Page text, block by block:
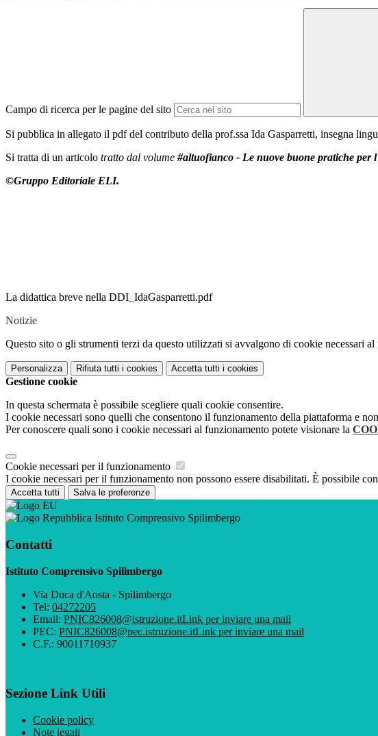
Campo di ricerca per le pagine del sito
Si pubblica in allegato il pdf del contributo della prof.ssa Ida Gasparretti, insegna
Si tratta di un articolo tratto dal volume #altuofianco - Le nuove buone pratiche per
©Gruppo Editoriale ELI.
La didattica breve nella DDI_IdaGasparretti.pdf
Notizie
Questo sito o gli strumenti terzi da questo utilizzati si avvalgono di cookie necessari
Personalizza Rifiuta tutti i cookies Accetta tutti i cookies
Gestione cookie
In questa schermata è possibile scegliere quali cookie consentire.
I cookie necessari sono quelli che consentono il funzionamento della piattaforma e
Per conoscere quali sono i cookie necessari al funzionamento potete visionare la
Cookie necessari per il funzionamento
I cookie necessari per il funzionamento non possono essere disabilitati. È possibile
Accetta tutti Salva le preferenze
Istituto Comprensivo Spilimbergo
Contatti
Istituto Comprensivo Spilimbergo
Via Duca d'Aosta - Spilimbergo
Tel: 04272205
Email: PNIC826008@istruzione.itLink per inviare una mail
PEC: PNIC826008@pec.istruzione.itLink per inviare una mail
C.F.: 90011710937
Sezione Link Utili
Cookie policy
Note legali